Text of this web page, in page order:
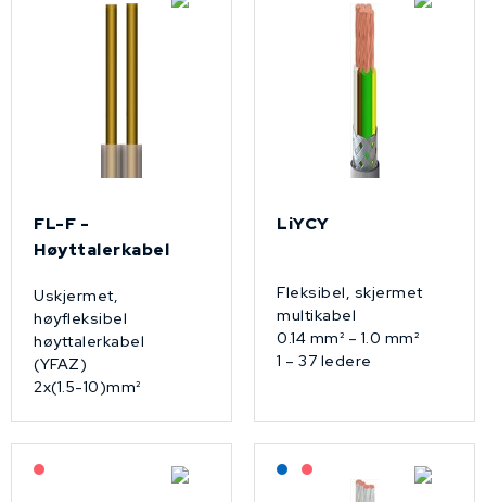
FL-F -
Høyttalerkabel
Uskjermet,
høyfleksibel
høyttalerkabel
(YFAZ)
2x(1.5-10)mm²
LiYCY
Fleksibel, skjermet
multikabel
0.14 mm² – 1.0 mm²
1 – 37 ledere
Lagerført: NEK Kabel
På forespørsel